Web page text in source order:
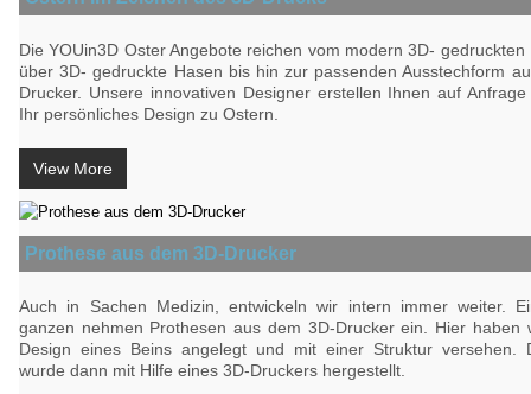
Die YOUin3D Oster Angebote reichen vom modern 3D- gedruckten
über 3D- gedruckte Hasen bis hin zur passenden Ausstechform
Drucker. Unsere innovativen Designer erstellen Ihnen auf
Ihr persönliches Design zu Ostern.
View More
Prothese aus dem 3D-Drucker
Auch in Sachen Medizin, entwickeln wir intern immer weiter.
ganzen nehmen Prothesen aus dem 3D-Drucker ein. Hier haben
Design eines Beins angelegt und mit einer Struktur versehen.
wurde dann mit Hilfe eines 3D-Druckers hergestellt.